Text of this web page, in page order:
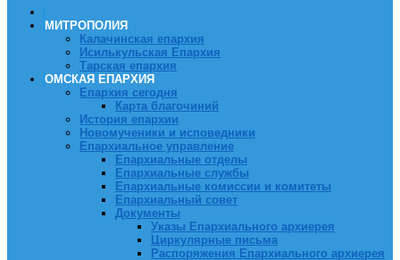
МИТРОПОЛИЯ
Калачинская епархия
Исилькульская Епархия
Тарская епархия
ОМСКАЯ ЕПАРХИЯ
Епархия сегодня
Карта благочиний
История епархии
Новомученики и исповедники
Епархиальное управление
Епархиальные отделы
Епархиальные службы
Епархиальные комиссии и комитеты
Епархиальный совет
Документы
Указы Епархиального архиерея
Циркулярные письма
Распоряжения Епархиального архиерея